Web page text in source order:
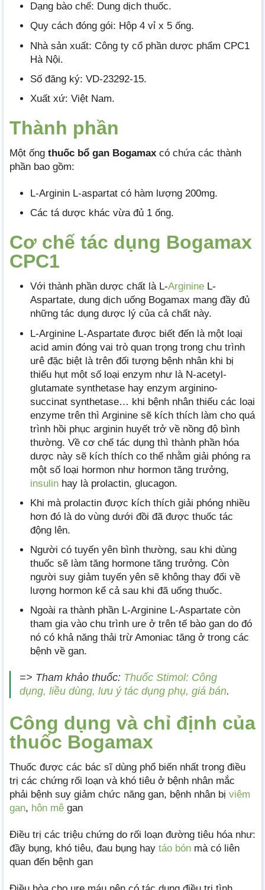
Dạng bào chế: Dung dịch thuốc.
Quy cách đóng gói: Hộp 4 vỉ x 5 ống.
Nhà sản xuất: Công ty cổ phần dược phẩm CPC1
Hà Nội.
Số đăng ký: VD-23292-15.
Xuất xứ: Việt Nam.
Thành phần
Một ống thuốc bổ gan Bogamax có chứa các thành
phần bao gồm:
L-Arginin L-aspartat có hàm lượng 200mg.
Các tá dược khác vừa đủ 1 ống.
Cơ chế tác dụng Bogamax
CPC1
Với thành phần dược chất là L-Arginine L-
Aspartate, dung dịch uống Bogamax mang đầy đủ
những tác dụng dược lý của cả chất này.
L-Arginine L-Aspartate được biết đến là một loại
acid amin đóng vai trò quan trọng trong chu trình
urê đặc biệt là trên đối tượng bệnh nhân khi bị
thiếu hụt một số loại enzym như là N-acetyl-
glutamate synthetase hay enzym arginino-
succinat synthetase… khi bệnh nhân thiếu các loại
enzyme trên thì Arginine sẽ kích thích làm cho quá
trình hồi phục arginin huyết trở về nồng độ bình
thường. Về cơ chế tác dụng thì thành phần hóa
dược này sẽ kích thích co thể nhằm giải phóng ra
một số loại hormon như hormon tăng trưởng,
insulin hay là prolactin, glucagon.
Khi mà prolactin được kích thích giải phóng nhiều
hơn đó là do vùng dưới đồi đã được thuốc tác
động lên.
Người có tuyến yên bình thường, sau khi dùng
thuốc sẽ làm tăng hormone tăng trưởng. Còn
người suy giảm tuyến yên sẽ không thay đổi về
lượng hormon kể cả sau khi đã uống thuốc.
Ngoài ra thành phần L-Arginine L-Aspartate còn
tham gia vào chu trình ure ở trên tế bào gan do đó
nó có khả năng thải trừ Amoniac tăng ở trong các
bệnh về gan.
=> Tham khảo thuốc: Thuốc Stimol: Công
dụng, liều dùng, lưu ý tác dụng phụ, giá bán.
Công dụng và chỉ định của
thuốc Bogamax
Thuốc được các bác sĩ dùng phổ biến nhất trong điều
trị các chứng rối loạn và khó tiêu ở bệnh nhân mắc
phải bệnh suy giảm chức năng gan, bệnh nhân bị viêm
gan, hôn mê gan
Điều trị các triệu chứng do rối loạn đường tiêu hóa như:
đầy bụng, khó tiêu, đau bụng hay táo bón mà có liên
quan đến bệnh gan